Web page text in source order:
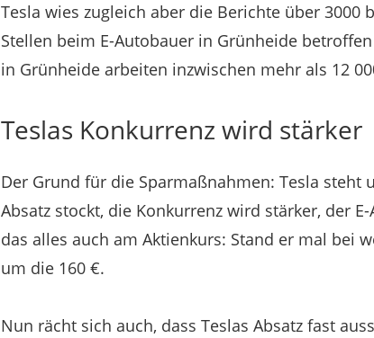
Tesla wies zugleich aber die Berichte über
Stellen beim E-Autobauer in Grünheide
in Grünheide arbeiten inzwischen mehr als 12
Teslas Konkurrenz wird stärker
Der Grund für die Sparmaßnahmen: Tesla steht
Absatz stockt, die Konkurrenz wird stärker, der
das alles auch am Aktienkurs: Stand er mal bei
um die 160 €.
Nun rächt sich auch, dass Teslas Absatz fast